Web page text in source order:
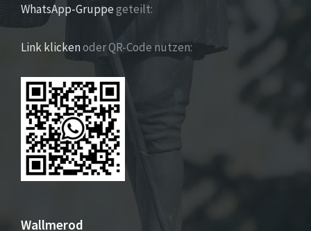
WhatsApp-Gruppegeteilt:
Link klickenoder QR-Code nutzen:
Wallmerod